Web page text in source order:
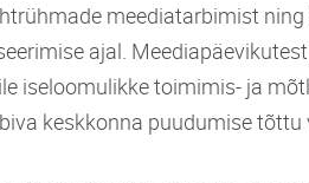
meediatarbimist
ajal.
iseloomulikke toimimis- ja
keskkonna puudumise tõttu